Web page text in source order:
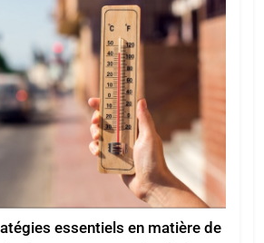
essentiels en matière de